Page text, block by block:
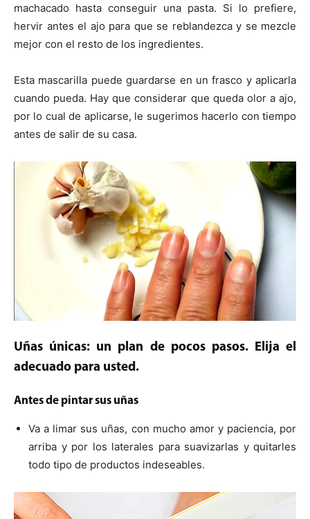
machacado hasta conseguir una pasta. Si lo prefiere,
hervir antes el ajo para que se reblandezca y se mezcle
mejor con el resto de los ingredientes.
Esta mascarilla puede guardarse en un frasco y aplicarla
cuando pueda. Hay que considerar que queda olor a ajo,
por lo cual de aplicarse, le sugerimos hacerlo con tiempo
antes de salir de su casa.
Uñas únicas: un plan de pocos pasos. Elija el
adecuado para usted.
Antes de pintar sus uñas
Va a limar sus uñas, con mucho amor y paciencia, por
arriba y por los laterales para suavizarlas y quitarles
todo tipo de productos indeseables.